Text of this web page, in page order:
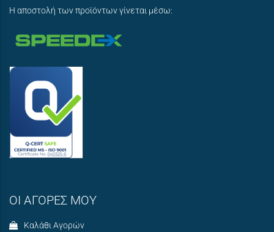
Η αποστολή των προϊόντων γίνεται μέσω:
ΟΙ ΑΓΟΡΕΣ ΜΟΥ
Καλάθι Αγορών